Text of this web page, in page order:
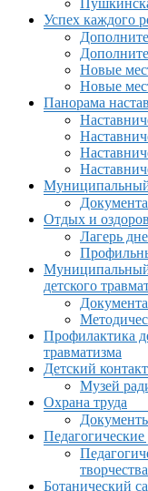
Успех каждого
Новые
Новые
Панорама
Отдых и
Лагерь
Муниципальный
детского
Профилактика
травматизма
Детский
Музей
Охрана труда
творчества
Ботанический